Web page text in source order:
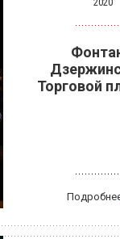
Торговой